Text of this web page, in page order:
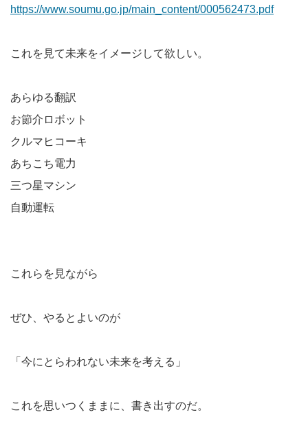
https://www.soumu.go.jp/main_content/000562473.pdf
これを見て未来をイメージして欲しい。
あらゆる翻訳
お節介ロボット
クルマヒコーキ
あちこち電力
三つ星マシン
自動運転
これらを見ながら
ぜひ、やるとよいのが
「今にとらわれない未来を考える」
これを思いつくままに、書き出すのだ。